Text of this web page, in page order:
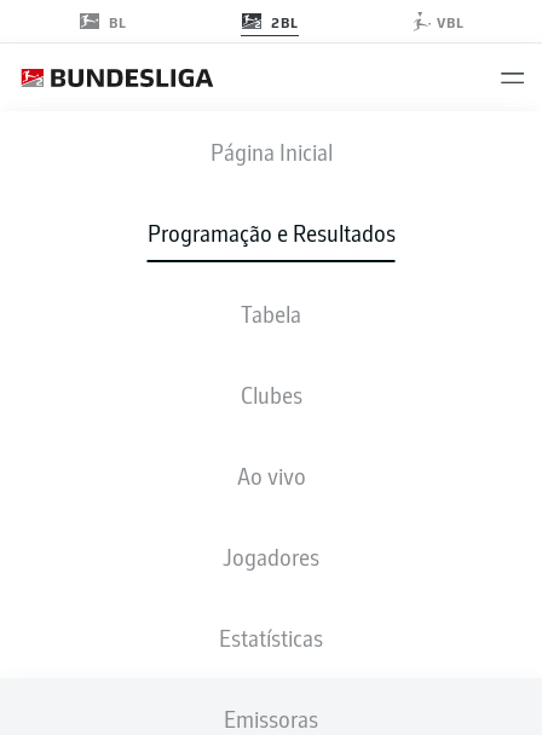
BL 2BL VBL
Página Inicial
Programação e Resultados
Tabela
Clubes
Ao vivo
Jogadores
Estatísticas
Emissoras
FCH KSV
ESCALAÇÕES